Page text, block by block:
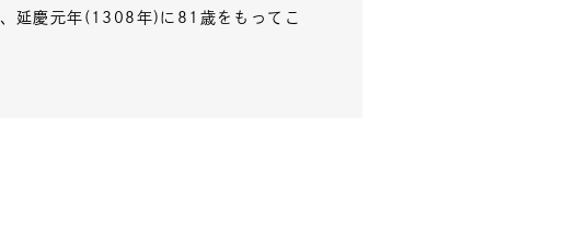
延慶元年(1308年)に81歳をもってこ